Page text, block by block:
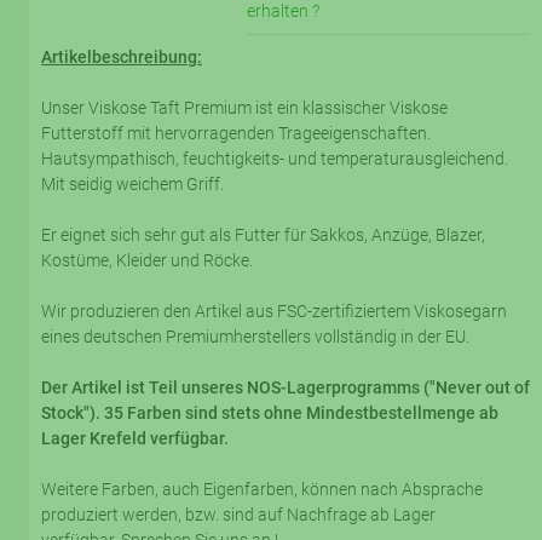
erhalten ?
Artikelbeschreibung:
Unser Viskose Taft Premium ist ein klassischer Viskose
Futterstoff mit hervorragenden Trageeigenschaften.
Hautsympathisch, feuchtigkeits- und temperaturausgleichend.
Mit seidig weichem Griff.
Er eignet sich sehr gut als Futter für Sakkos, Anzüge, Blazer,
Kostüme, Kleider und Röcke.
Wir produzieren den Artikel aus FSC-zertifiziertem Viskosegarn
eines deutschen Premiumherstellers vollständig in der EU.
Der Artikel ist Teil unseres NOS-Lagerprogramms ("Never out of
Stock"). 35 Farben sind stets ohne Mindestbestellmenge ab
Lager Krefeld verfügbar.
Weitere Farben, auch Eigenfarben, können nach Absprache
produziert werden, bzw. sind auf Nachfrage ab Lager